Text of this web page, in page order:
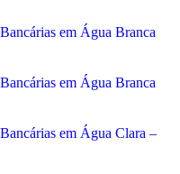
em Água Branca
em Água Branca
em Água Clara –